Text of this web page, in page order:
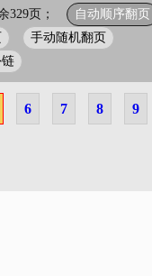
329页；
自动顺序翻页
手动随机翻页
6 7 8 9